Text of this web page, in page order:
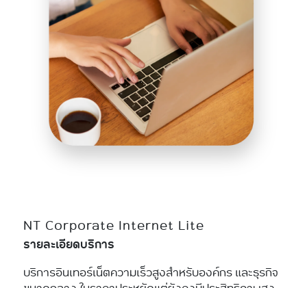
NT Corporate Internet Lite
รายละเอียดบริการ
บริการอินเทอร์เน็ตความเร็วสูงสำหรับองค์กร และธุรกิจ